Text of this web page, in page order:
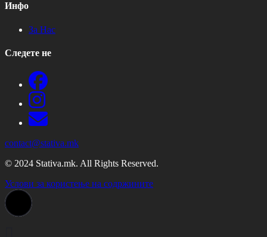
Инфо
За Нас
Следете не
contact@stativa.mk
© 2024 Stativa.mk. All Rights Reserved.
Услови за користење на содржините